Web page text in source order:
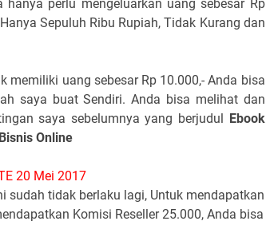
perlu mengeluarkan uang sebesar Rp
Sepuluh Ribu Rupiah, Tidak Kurang dan
memiliki uang sebesar Rp 10.000,- Anda bisa
saya buat Sendiri. Anda bisa melihat dan
saya sebelumnya yang berjudul Ebook
Online
20 Mei 2017
sudah tidak berlaku lagi, Untuk mendapatkan
Komisi Reseller 25.000, Anda bisa